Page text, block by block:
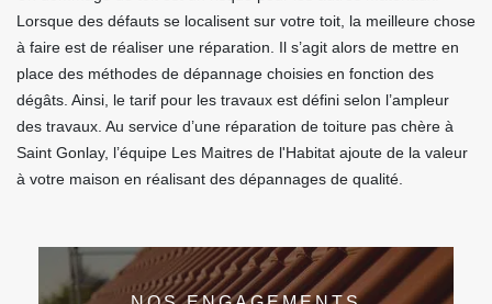
Lorsque des défauts se localisent sur votre toit, la meilleure chose
à faire est de réaliser une réparation. Il s’agit alors de mettre en
place des méthodes de dépannage choisies en fonction des
dégâts. Ainsi, le tarif pour les travaux est défini selon l’ampleur
des travaux. Au service d’une réparation de toiture pas chère à
Saint Gonlay, l’équipe Les Maitres de l'Habitat ajoute de la valeur
à votre maison en réalisant des dépannages de qualité.